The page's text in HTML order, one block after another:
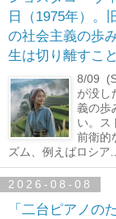
日（1975年）。
の社会主義の歩
生は切り離すこ
8/09
が没し
義の歩
い。ス
前衛的
ズム、例えばロシア
2026-08-08
「二台ピアノの